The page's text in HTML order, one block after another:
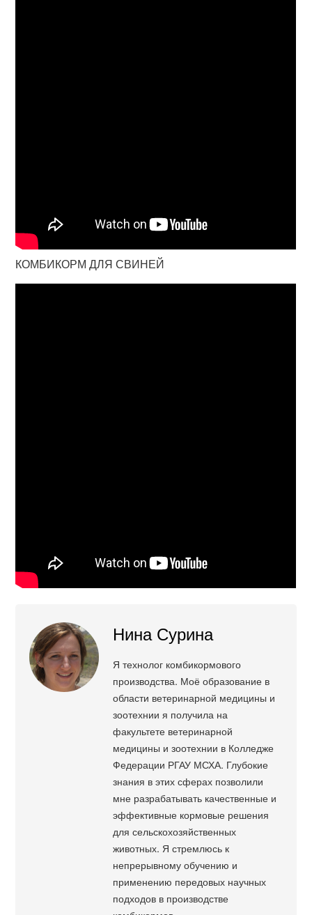
КОМБИКОРМ ДЛЯ СВИНЕЙ
Нина Сурина
Я технолог комбикормового
производства. Моё образование в
области ветеринарной медицины и
зоотехнии я получила на
факультете ветеринарной
медицины и зоотехнии в Колледже
Федерации РГАУ МСХА. Глубокие
знания в этих сферах позволили
мне разрабатывать качественные и
эффективные кормовые решения
для сельскохозяйственных
животных. Я стремлюсь к
непрерывному обучению и
применению передовых научных
подходов в производстве